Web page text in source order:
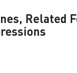
Related